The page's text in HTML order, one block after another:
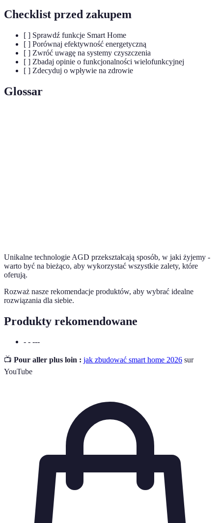
Checklist przed zakupem
[ ] Sprawdź funkcje Smart Home
[ ] Porównaj efektywność energetyczną
[ ] Zwróć uwagę na systemy czyszczenia
[ ] Zbadaj opinie o funkcjonalności wielofunkcyjnej
[ ] Zdecyduj o wpływie na zdrowie
Glossar
Unikalne technologie AGD przekształcają sposób, w jaki żyjemy -
warto być na bieżąco, aby wykorzystać wszystkie zalety, które
oferują.
Rozważ nasze rekomendacje produktów, aby wybrać idealne
rozwiązania dla siebie.
Produkty rekomendowane
- - ---
📺 Pour aller plus loin : jak zbudować smart home 2026 sur
YouTube